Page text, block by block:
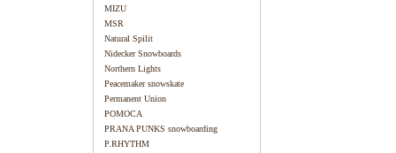
MIZU
MSR
Natural Spilit
Nidecker Snowboards
Northern Lights
Peacemaker snowskate
Permanent Union
POMOCA
PRANA PUNKS snowboarding
P.RHYTHM